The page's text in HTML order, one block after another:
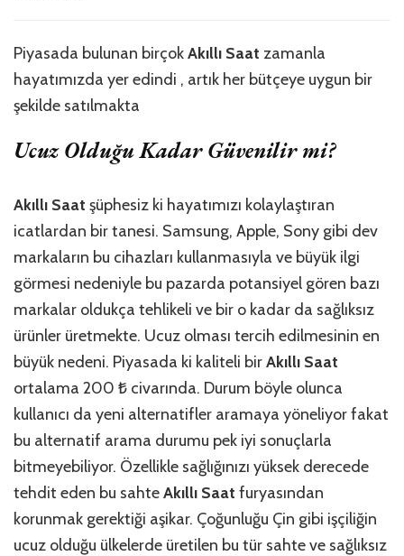
Piyasada bulunan birçokAkıllı Saat zamanla
hayatımızda yer edindi , artık her bütçeye uygun bir
şekilde satılmakta
Ucuz Olduğu Kadar Güvenilir mi?
Akıllı Saat şüphesiz ki hayatımızı kolaylaştıran
icatlardan bir tanesi. Samsung, Apple, Sony gibi dev
markaların bu cihazları kullanmasıyla ve büyük ilgi
görmesi nedeniyle bu pazarda potansiyel gören bazı
markalar oldukça tehlikeli ve bir o kadar da sağlıksız
ürünler üretmekte. Ucuz olması tercih edilmesinin en
büyük nedeni. Piyasada ki kaliteli birAkıllı Saat
ortalama 200 ₺ civarında. Durum böyle olunca
kullanıcı da yeni alternatifler aramaya yöneliyor fakat
bu alternatif arama durumu pek iyi sonuçlarla
bitmeyebiliyor. Özellikle sağlığınızı yüksek derecede
tehdit eden bu sahteAkıllı Saat furyasından
korunmak gerektiği aşikar. Çoğunluğu Çin gibi işçiliğin
ucuz olduğu ülkelerde üretilen bu tür sahte ve sağlıksız